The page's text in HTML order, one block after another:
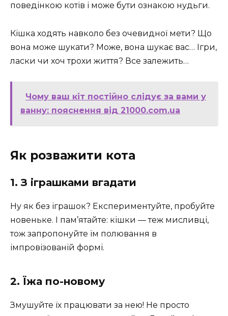
поведінкою котів і може бути ознакою нудьги.
Кішка ходять навколо без очевидної мети? Що
вона може шукати? Може, вона шукає вас… Ігри,
ласки чи хоч трохи життя? Все залежить…
Чому ваш кіт постійно слідує за вами у
ванну: пояснення від 21000.com.ua
Як розважити кота
1. З іграшками вгадати
Ну як без іграшок? Експериментуйте, пробуйте
новеньке. І пам’ятайте: кішки — теж мисливці,
тож запропонуйте їм полювання в
імпровізованій формі.
2. Їжа по-новому
Змушуйте їх працювати за нею! Не просто